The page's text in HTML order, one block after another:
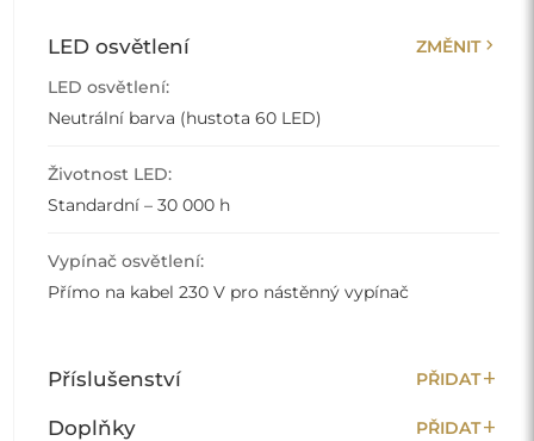
LED osvětlení ZMĚNITchevron_right
LED osvětlení:
Neutrální barva (hustota 60 LED)
Životnost LED:
Standardní – 30 000 h
Vypínač osvětlení:
Přímo na kabel 230 V pro nástěnný vypínač
Příslušenství PŘIDATadd
Doplňky PŘIDATadd